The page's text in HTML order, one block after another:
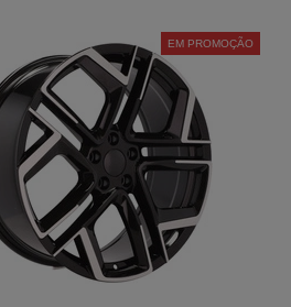
EM PROMOÇÃO